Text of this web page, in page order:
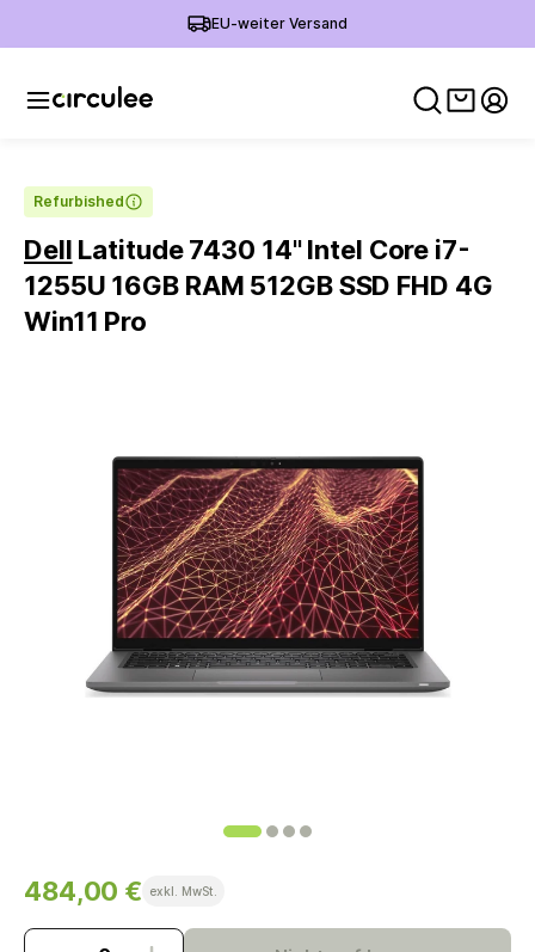
EU-weiter Versand
Refurbished
Dell Latitude 7430 14'' Intel Core i7-
1255U 16GB RAM 512GB SSD FHD 4G
Win11 Pro
484,00 € exkl. MwSt.